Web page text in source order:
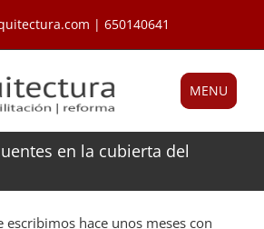
| 650140641
MENU
en la cubierta del
escribimos hace unos meses con